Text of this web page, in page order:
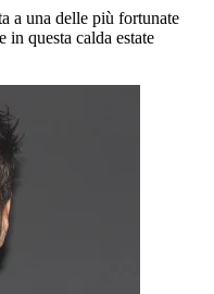
a una delle più fortunate
in questa calda estate